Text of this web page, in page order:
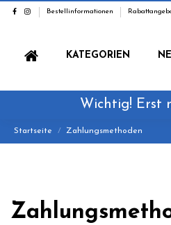
Bestellinformationen
KATEGORIEN
Wichtig! Erst
Startseite Zahlungsmethoden